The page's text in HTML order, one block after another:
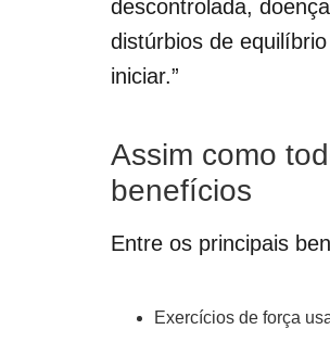
descontrolada,
distúrbios de
iniciar.”
Assim como
benefícios
Entre os principais
Exercícios de força